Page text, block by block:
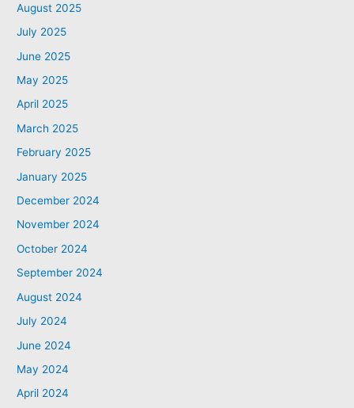
August 2025
July 2025
June 2025
May 2025
April 2025
March 2025
February 2025
January 2025
December 2024
November 2024
October 2024
September 2024
August 2024
July 2024
June 2024
May 2024
April 2024